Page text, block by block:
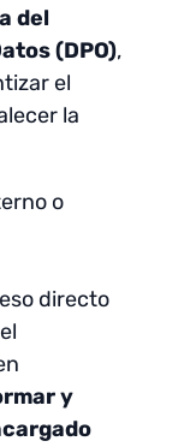
del
(DPO),
el
la
o
directo
y